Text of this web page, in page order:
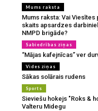
Mums raksta
Mums raksta: Vai
skaits apsardzes
NMPD brigāde?
Sabiedrības ziņas
“Mājas kafejnīcas” ver
Vides ziņas
Sākas solārais rudens
Sports
Sieviešu hokejs "Roks &
Valteru Midegu